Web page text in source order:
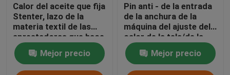
Calor del aceite que fija
Stenter, lazo de la
materia textil de las
aprestadoras que hace
punto de humedad
controladaMejor precio
Pin anti - de la entrada
de la anchura de la
máquina del ajuste del
calor de la tela/de la
refrigeración por aire
abiertas hechas punto
Mejor precio